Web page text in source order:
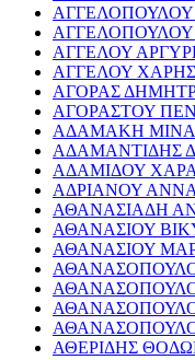
ΑΓΓΕΛΟΠΟΥΛΟΥ
ΑΓΓΕΛΟΥ
ΑΓΓΕΛΟΥ ΧΑΡΗΣ
ΑΓΟΡΑΣ
ΑΓΟΡΑΣΤΟΥ
ΑΔΑΜΑΚΗ ΜΙΝΑ
ΑΔΑΜΑΝΤΙΔΗΣ
ΑΔΑΜΙΔΟΥ
ΑΔΡΙΑΝΟΥ
ΑΘΑΝΑΣΙΑΔΗ
ΑΘΑΝΑΣΙΟΥ
ΑΘΑΝΑΣΙΟΥ
ΑΘΕΡΙΔΗΣ